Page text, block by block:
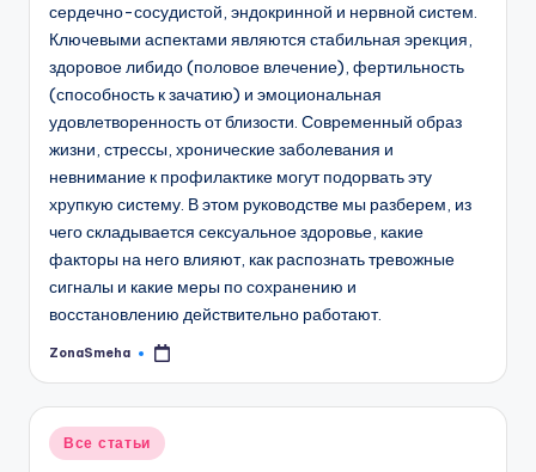
сердечно-сосудистой, эндокринной и нервной систем.
Ключевыми аспектами являются стабильная эрекция,
здоровое либидо (половое влечение), фертильность
(способность к зачатию) и эмоциональная
удовлетворенность от близости. Современный образ
жизни, стрессы, хронические заболевания и
невнимание к профилактике могут подорвать эту
хрупкую систему. В этом руководстве мы разберем, из
чего складывается сексуальное здоровье, какие
факторы на него влияют, как распознать тревожные
сигналы и какие меры по сохранению и
восстановлению действительно работают.
Запись
ZonaSmeha
Опубликовано
Все статьи